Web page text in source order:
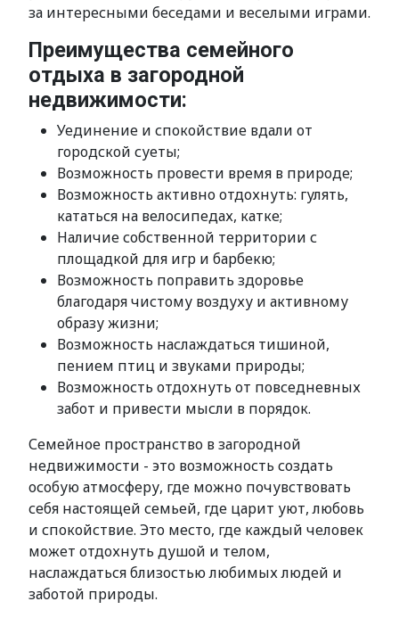
за интересными беседами и веселыми играми.
Преимущества семейного
отдыха в загородной
недвижимости:
Уединение и спокойствие вдали от
городской суеты;
Возможность провести время в природе;
Возможность активно отдохнуть: гулять,
кататься на велосипедах, катке;
Наличие собственной территории с
площадкой для игр и барбекю;
Возможность поправить здоровье
благодаря чистому воздуху и активному
образу жизни;
Возможность наслаждаться тишиной,
пением птиц и звуками природы;
Возможность отдохнуть от повседневных
забот и привести мысли в порядок.
Семейное пространство в загородной
недвижимости - это возможность создать
особую атмосферу, где можно почувствовать
себя настоящей семьей, где царит уют, любовь
и спокойствие. Это место, где каждый человек
может отдохнуть душой и телом,
наслаждаться близостью любимых людей и
заботой природы.